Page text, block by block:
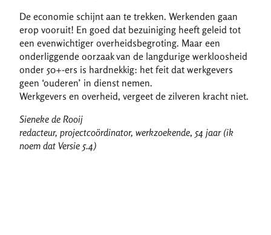
De economie schijnt aan te trekken. Werkenden gaan
erop vooruit! En goed dat bezuiniging heeft geleid tot
een evenwichtiger overheidsbegroting. Maar een
onderliggende oorzaak van de langdurige werkloosheid
onder 50+-ers is hardnekkig: het feit dat werkgevers
geen ‘ouderen’ in dienst nemen.
Werkgevers en overheid, vergeet de zilveren kracht niet.
Sieneke de Rooij
redacteur, projectcoördinator, werkzoekende, 54 jaar (ik
noem dat Versie 5.4)